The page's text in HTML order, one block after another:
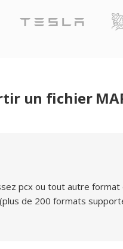
un fichier
pcx ou tout autre format
de 200 formats